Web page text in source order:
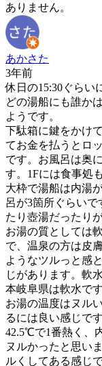
ありません。
あかさた
3年前
休日の15:30ぐらい
どの湯船にも誰か
ようです。
下駄箱に鍵をかけ
てお金を払うとロ
です。お風呂は奥
す。1Fには食事処
大枠で湯船は内湯
呂が3箇所ぐらい
たり壺湯だったり
お湯の質としては
で、温泉の方は皮
ようなツルっと感
じがあります。軟
本岐阜県は軟水です
お湯の温度はヌル
るには良い感じで
42.5℃で1番熱く、
ヌルかったと思い
ルくしてある感じで